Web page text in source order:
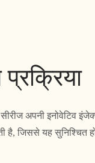
अपनी इनोवेटिव
है, जिससे यह सुनिश्चित